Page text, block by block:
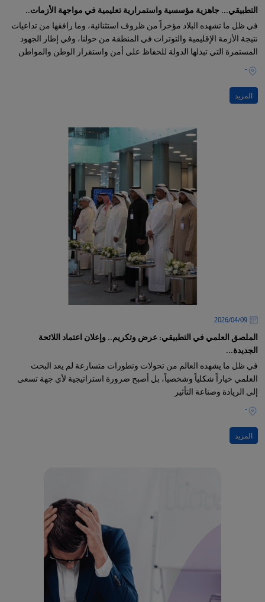
التطبيقي... جاهزية مؤسسية واستمرارية تعليمية في مواجهة الأزمات..
في ظل ما تشهده البلاد مؤخراً من ظروف استثنائية، وما رافقها من تداعيات
نتيجة الأزمة الإقليمية والتوترات في المنطقة من حولنا، وفي إطار الجهود
المستمرة التي تبذلها الدولة للحفاظ على أمن واستقرار الوطن والمواطن
-
المزيد
09‏/04‏/2026
الملصق العلمي في التطبيقي: عرض وتكريم.. وإعلان اعتماد اللائحة
الجديدة...
في ظل ما يشهده العالم من تحولات وتطورات متسارعة لم يعد البحث
العلمي خياراً شكلياً وشخصياً، بل أصبح ضرورة استراتيجية لأي جهة تسعى
إلى الريادة وصناعة التأثير
-
المزيد